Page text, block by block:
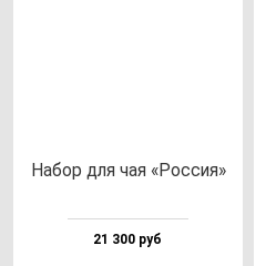
Набор для чая «Рос­сия»
21 300 руб